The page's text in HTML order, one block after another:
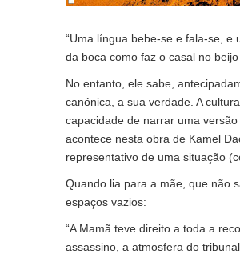
“Uma língua bebe-se e fala-se, e
da boca como faz o casal no beijo
No entanto, ele sabe,
canónica, a sua verdade. A
capacidade de narrar uma
acontece nesta obra de Kamel
representativo de uma situação
Quando lia para a mãe, que não
espaços vazios:
“A Mamã teve direito a toda a
assassino, a atmosfera do